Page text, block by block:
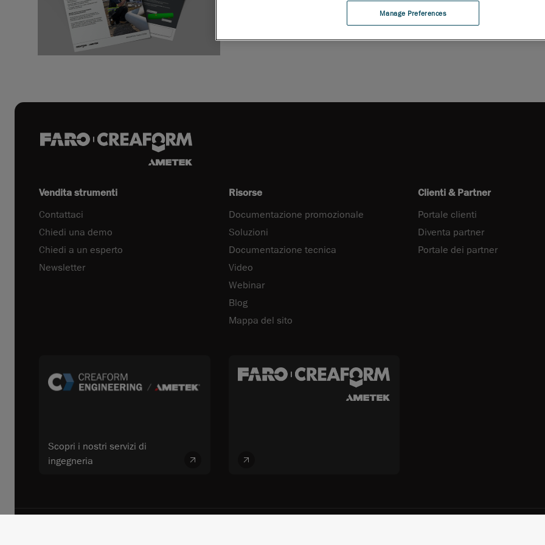
Vendita strumenti
Contattaci
Chiedi una demo
Chiedi a un esperto
Newsletter
Risorse
Documentazione promozionale
Soluzioni
Documentazione tecnica
Video
Webinar
Blog
Mappa del sito
Clienti & Partner
Portale clienti
Diventa partner
Portale dei partner
Scopri i nostri servizi di
ingegneria
Manage Preferences